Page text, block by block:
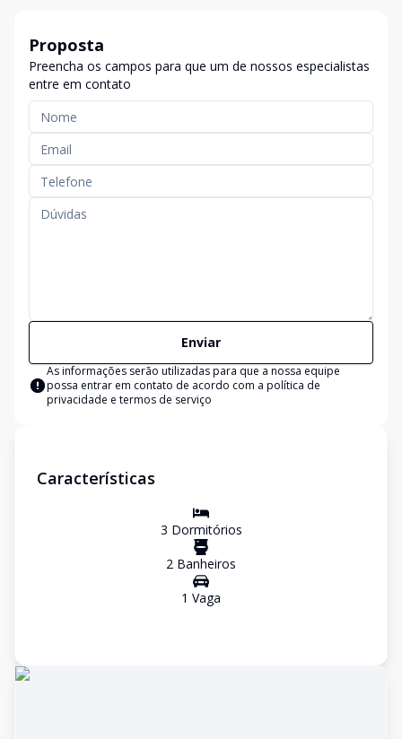
Proposta
Preencha os campos para que um de nossos especialistas
entre em contato
Enviar
As informações serão utilizadas para que a nossa equipe
possa entrar em contato de acordo com a política de
privacidade e termos de serviço
Características
3 Dormitórios
2 Banheiros
1 Vaga